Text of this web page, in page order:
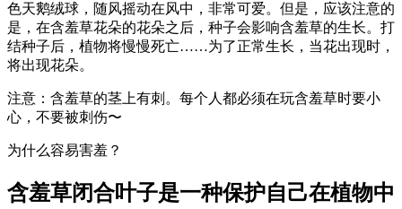
色天鹅绒球，随风摇动在风中，非常可爱。但是，应该注意的
是，在含羞草花朵的花朵之后，种子会影响含羞草的生长。打
结种子后，植物将慢慢死亡……为了正常生长，当花出现时，
将出现花朵。
注意：含羞草的茎上有刺。每个人都必须在玩含羞草时要小
心，不要被刺伤〜
为什么容易害羞？
含羞草闭合叶子是一种保护自己在植物中